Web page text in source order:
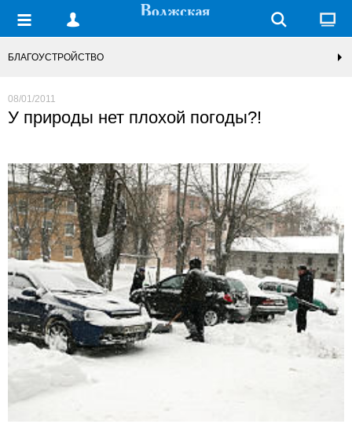
БЛАГОУСТРОЙСТВО
08/01/2011
У природы нет плохой погоды?!